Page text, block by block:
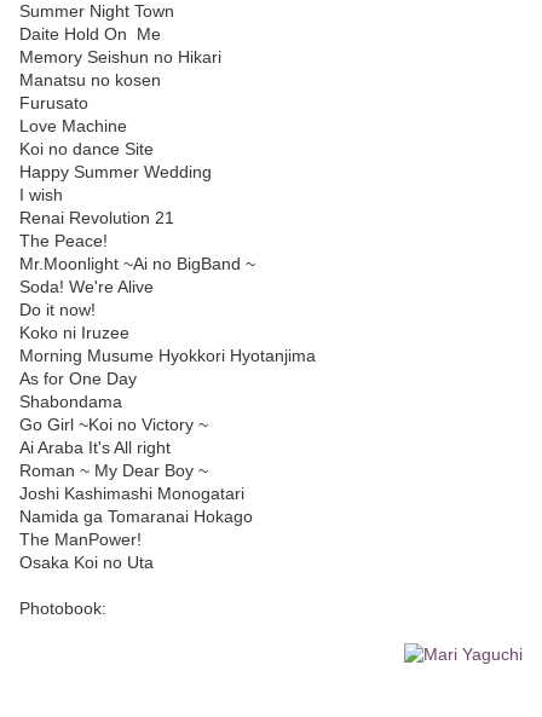
Summer Night Town
Daite Hold On Me
Memory Seishun no Hikari
Manatsu no kosen
Furusato
Love Machine
Koi no dance Site
Happy Summer Wedding
I wish
Renai Revolution 21
The Peace!
Mr.Moonlight ~Ai no BigBand ~
Soda! We're Alive
Do it now!
Koko ni Iruzee
Morning Musume Hyokkori Hyotanjima
As for One Day
Shabondama
Go Girl ~Koi no Victory ~
Ai Araba It's All right
Roman ~ My Dear Boy ~
Joshi Kashimashi Monogatari
Namida ga Tomaranai Hokago
The ManPower!
Osaka Koi no Uta
Photobook: